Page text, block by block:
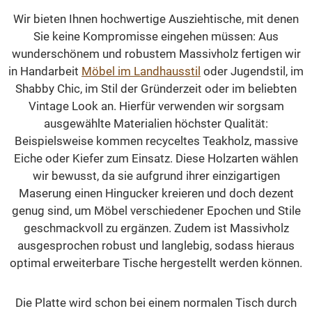
Wir bieten Ihnen hochwertige Ausziehtische, mit denen
Sie keine Kompromisse eingehen müssen: Aus
wunderschönem und robustem Massivholz fertigen wir
in Handarbeit Möbel im Landhausstil oder Jugendstil, im
Shabby Chic, im Stil der Gründerzeit oder im beliebten
Vintage Look an. Hierfür verwenden wir sorgsam
ausgewählte Materialien höchster Qualität:
Beispielsweise kommen recyceltes Teakholz, massive
Eiche oder Kiefer zum Einsatz. Diese Holzarten wählen
wir bewusst, da sie aufgrund ihrer einzigartigen
Maserung einen Hingucker kreieren und doch dezent
genug sind, um Möbel verschiedener Epochen und Stile
geschmackvoll zu ergänzen. Zudem ist Massivholz
ausgesprochen robust und langlebig, sodass hieraus
optimal erweiterbare Tische hergestellt werden können.
Die Platte wird schon bei einem normalen Tisch durch